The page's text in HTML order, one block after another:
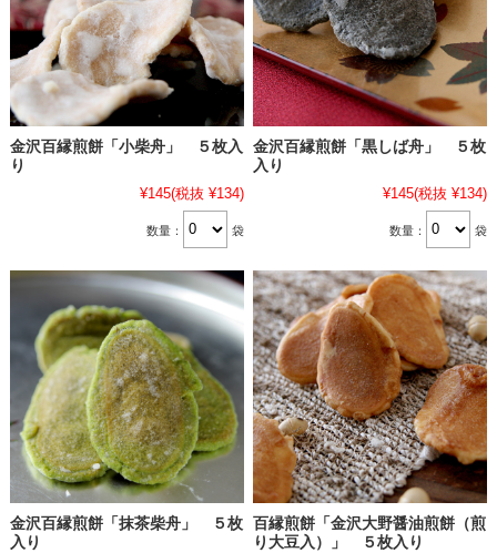
金沢百縁煎餅「小柴舟」 ５枚入
り
¥145(税抜 ¥134)
数量： 袋
金沢百縁煎餅「黒しば舟」 ５枚
入り
¥145(税抜 ¥134)
数量： 袋
金沢百縁煎餅「抹茶柴舟」 ５枚
入り
百縁煎餅「金沢大野醤油煎餅（煎
り大豆入）」 ５枚入り